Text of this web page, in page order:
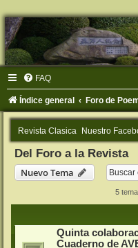
FAQ
Índice general Foro de
Revista Clasica Nuestro
Del Foro a la Revista
Nuevo Tema
5
Quinta
Cuaderno de